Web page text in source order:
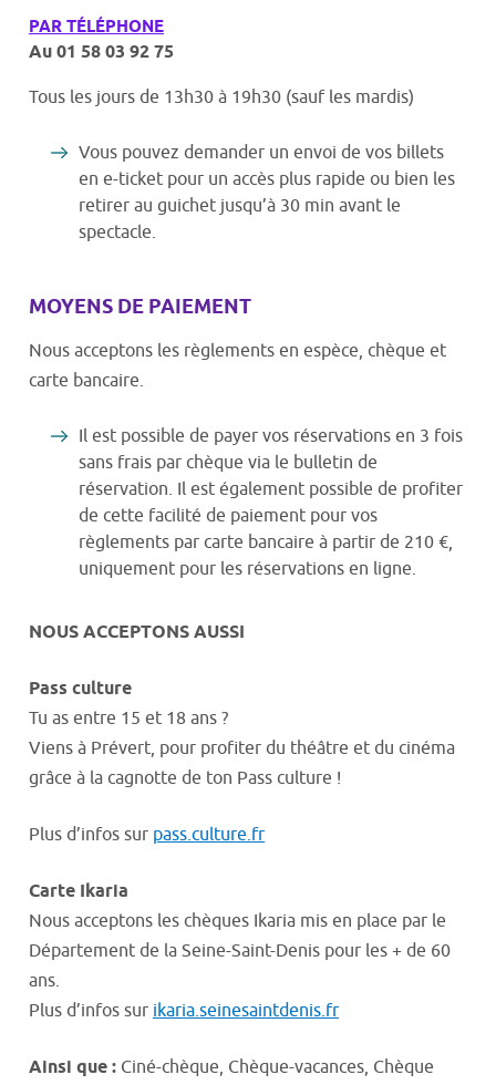
PAR TÉLÉPHONE
Au 01 58 03 92 75
Tous les jours de 13h30 à 19h30 (sauf les mardis)
Vous pouvez demander un envoi de vos billets
en e-ticket pour un accès plus rapide ou bien les
retirer au guichet jusqu’à 30 min avant le
spectacle.
MOYENS DE PAIEMENT
Nous acceptons les règlements en espèce, chèque et
carte bancaire.
Il est possible de payer vos réservations en 3 fois
sans frais par chèque via le bulletin de
réservation. Il est également possible de profiter
de cette facilité de paiement pour vos
règlements par carte bancaire à partir de 210 €,
uniquement pour les réservations en ligne.
NOUS ACCEPTONS AUSSI
Pass culture
Tu as entre 15 et 18 ans ?
Viens à Prévert, pour profiter du théâtre et du cinéma
grâce à la cagnotte de ton Pass culture !
Plus d’infos sur pass.culture.fr
Carte Ikaria
Nous acceptons les chèques Ikaria mis en place par le
Département de la Seine-Saint-Denis pour les + de 60
ans.
Plus d’infos sur ikaria.seinesaintdenis.fr
Ainsi que : Ciné-chèque, Chèque-vacances, Chèque